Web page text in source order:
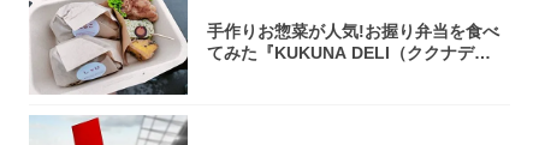
手作りお惣菜が人気!お握り弁当を食べ
てみた『KUKUNA DELI（ククナデ